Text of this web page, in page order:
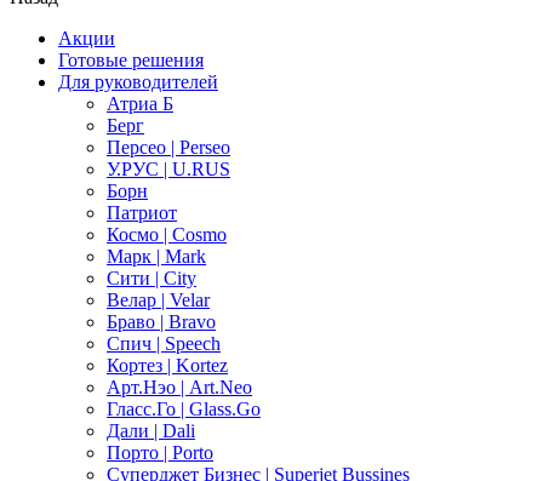
Акции
Готовые решения
Для руководителей
Атриа Б
Берг
Персео | Perseo
У.РУС | U.RUS
Борн
Патриот
Космо | Cosmo
Марк | Mark
Сити | City
Велар | Velar
Браво | Bravo
Спич | Speech
Кортез | Kortez
Арт.Нэо | Art.Neo
Гласс.Го | Glass.Go
Дали | Dali
Порто | Porto
Суперджет Бизнес | Superjet Bussines